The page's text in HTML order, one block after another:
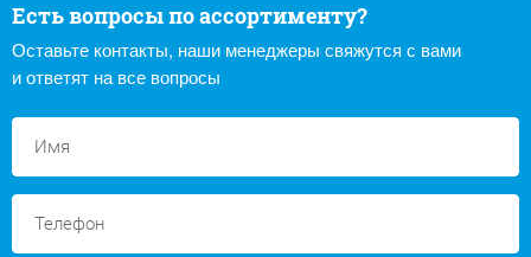
Есть вопросы по ассортименту?
Оставьте контакты, наши менеджеры свяжутся с вами
и ответят на все вопросы